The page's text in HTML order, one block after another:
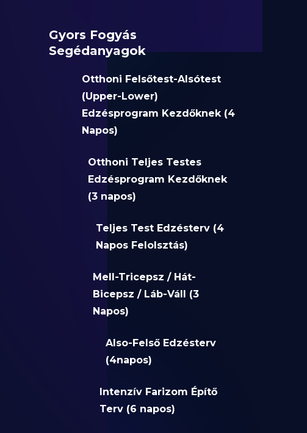
Gyors Fogyás
Segédanyagok
Otthoni Felsőtest-Alsótest
(Upper-Lower)
Edzésprogram Kezdőknek (4
Napos)
Otthoni Teljes Testes
Edzésprogram Kezdőknek
(3 napos)
Teljes Test Edzésterv (4
Napos Felolsztás)
Mell-Tricepsz / Hát-
Bicepsz / Láb-Váll (3
Napos)
Also-Felső Edzésterv
(4napos)
Intenzív Farizom Építő
Terv (6 napos)